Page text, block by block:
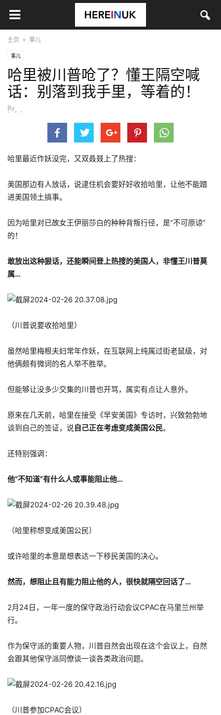
主页 事儿
事儿
哈里被川普呛了？懂王隔空喊
话：别落到我手里，等着的！
By
hefei
哈里最近作妖没完，又双叒叕上了热搜：
美国那边有人放话，说逮住机会要好好收拾哈里，让他不能踏
进美国领土搞事。
因为哈里对已故女王伊丽莎白的种种背叛行径，是“不可原谅”
的！
敢放出这种狠话，还能瞬间登上热搜的美国人，非懂王川普莫
属…
（川普说要收拾哈里）
虽然哈里梅根夫妇常年作妖，在互联网上纯属过街老鼠级，对
他俩颇有微词的名人举不胜举。
但能够让没多少交集的川普也开骂，属实有点让人意外。
原来在几天前，哈里在接受《早安美国》专访时，兴致勃勃地
谈到自己的签证，说自己正在考虑变成美国公民。
还特别强调：
他“不知道”有什么人或事能阻止他…
（哈里称想变成美国公民）
或许哈里的本意是想表达一下移民美国的决心。
然而，想阻止且有能力阻止他的人，很快就隔空回话了…
2月24日，一年一度的保守政治行动会议CPAC在马里兰州举
行。
作为保守派的重要人物，川普自然会出现在这个会议上，自然
会跟其他保守派同僚谈一谈各类政治问题。
（川普参加CPAC会议）